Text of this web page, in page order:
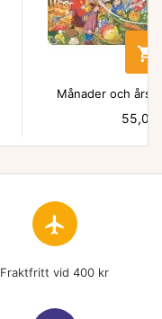

Månader och
Pris
55,00
flight
Fraktfritt vid 400 kr